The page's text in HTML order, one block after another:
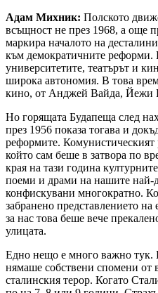
Адам Михник: Полското
всъщност не през 1968, а още
маркира началото на
към демократичните реформи.
университетите, театърът и
широка автономия. В това
кино, от Анджей Вайда, Йежи
Но горящата Будапеща след
през 1956 показа тогава и
реформите.
който сам беше в затвора по
края на тази година
поеми и драми на нашите най-
конфискувани многократно.
забранено представлението
за нас това беше вече
улицата.
Едно нещо е много важно тук.
нямаше собствени спомени от
сталинския терор. Когато